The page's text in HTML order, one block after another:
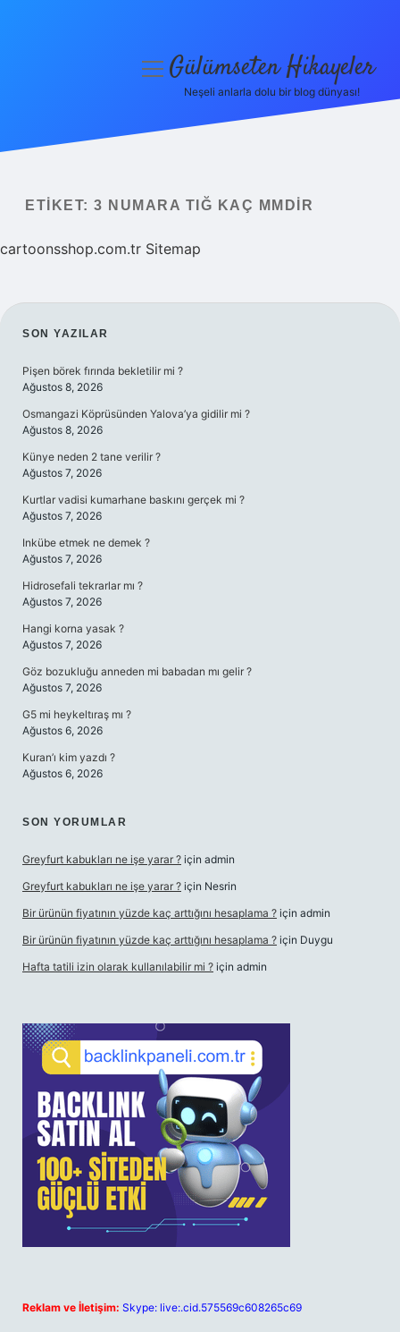
Yasal Uyarı
Hakkımızda
menüyüGülümseten Hikayeler
Neşeli anlarla dolu bir blog dünyası!
ETIKET: 3 NUMARA TIĞ KAÇ MMDIR
cartoonsshop.com.tr Sitemap
SIDEBAR
SON YAZILAR
Pişen börek fırında bekletilir mi ?
Ağustos 8, 2026
Osmangazi Köprüsünden Yalova’ya gidilir mi ?
Ağustos 8, 2026
Künye neden 2 tane verilir ?
Ağustos 7, 2026
Kurtlar vadisi kumarhane baskını gerçek mi ?
Ağustos 7, 2026
Inkübe etmek ne demek ?
Ağustos 7, 2026
Hidrosefali tekrarlar mı ?
Ağustos 7, 2026
Hangi korna yasak ?
Ağustos 7, 2026
Göz bozukluğu anneden mi babadan mı gelir ?
Ağustos 7, 2026
G5 mi heykeltıraş mı ?
Ağustos 6, 2026
Kuran’ı kim yazdı ?
Ağustos 6, 2026
SON YORUMLAR
Greyfurt kabukları ne işe yarar ? için admin
Greyfurt kabukları ne işe yarar ? için Nesrin
Bir ürünün fiyatının yüzde kaç arttığını hesaplama ? için admin
Bir ürünün fiyatının yüzde kaç arttığını hesaplama ? için Duygu
Hafta tatili izin olarak kullanılabilir mi ? için admin
Reklam ve İletişim: Skype: live:.cid.575569c608265c69